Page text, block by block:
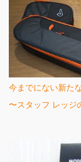
今までにない新た
〜スタッフ レッジ